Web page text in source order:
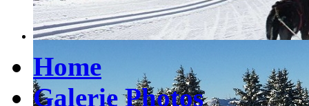
Home
Galerie Photos